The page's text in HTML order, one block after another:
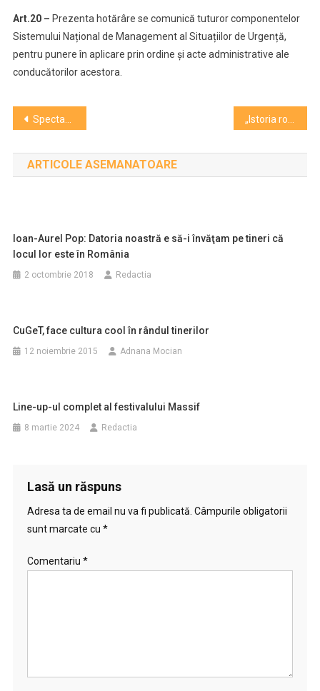
Art.20 – Prezenta hotărâre se comunică tuturor componentelor
Sistemului Național de Management al Situațiilor de Urgență,
pentru punere în aplicare prin ordine și acte administrative ale
conducătorilor acestora.
Navigare
în
articole
Spectacole, actori și critici clujeni nominalizați la Premiile Galei UNITER 2021, ediția a XXIX-a „Istoria românilor pe scurt” pusă în scenă de Magic Puppet
ARTICOLE ASEMANATOARE
Ioan-Aurel Pop: Datoria noastră e să-i învăţam pe tineri că
locul lor este în România
2 octombrie 2018 Redactia
CuGeT, face cultura cool în rândul tinerilor
12 noiembrie 2015 Adnana Mocian
Line-up-ul complet al festivalului Massif
8 martie 2024 Redactia
Lasă un răspuns
Adresa ta de email nu va fi publicată. Câmpurile obligatorii
sunt marcate cu *
Comentariu *